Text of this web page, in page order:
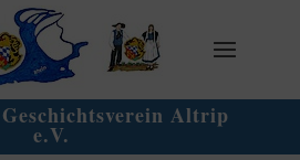
Altrip
e.V.